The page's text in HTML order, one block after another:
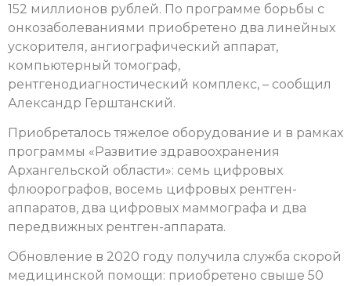
152 миллионов рублей. По программе борьбы с
онкозаболеваниями приобретено два линейных
ускорителя, ангиографический аппарат,
компьютерный томограф,
рентгенодиагностический комплекс, – сообщил
Александр Герштанский.
Приобреталось тяжелое оборудование и в рамках
программы «Развитие здравоохранения
Архангельской области»: семь цифровых
флюорографов, восемь цифровых рентген-
аппаратов, два цифровых маммографа и два
передвижных рентген-аппарата.
Обновление в 2020 году получила служба скорой
медицинской помощи: приобретено свыше 50